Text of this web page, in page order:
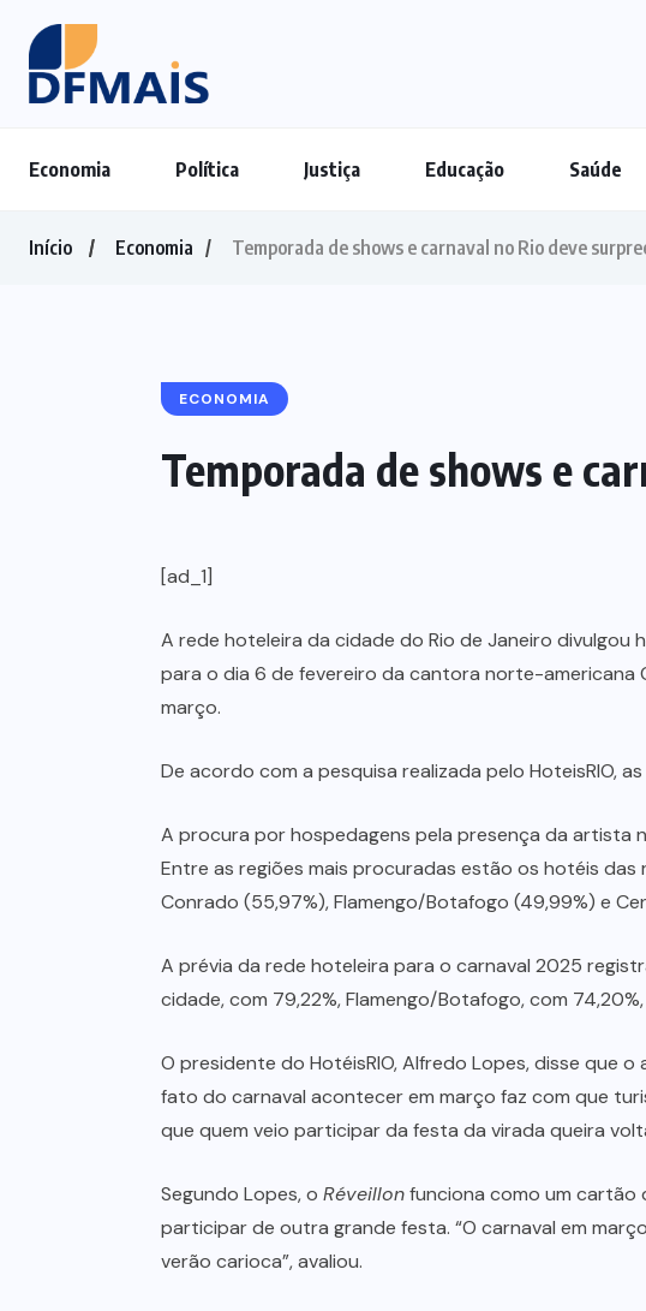
Economia Política Justiça Educação Saúde
Início Economia Temporada de shows e carnaval no Rio deve
ECONOMIA
Temporada de shows e
[ad_1]
A rede hoteleira da cidade do Rio de Janeiro
para o dia 6 de fevereiro da cantora norte-americana
março.
De acordo com a pesquisa realizada pelo HoteisRIO,
A procura por hospedagens pela presença da artista
Entre as regiões mais procuradas estão os hotéis
Conrado (55,97%), Flamengo/Botafogo (49,99%) e
A prévia da rede hoteleira para o carnaval 2025
cidade, com 79,22%, Flamengo/Botafogo, com
O presidente do HotéisRIO, Alfredo Lopes, disse que
fato do carnaval acontecer em março faz com que
que quem veio participar da festa da virada queira
Segundo Lopes, o Réveillonfunciona como um cartão
participar de outra grande festa. “O carnaval em
verão carioca”, avaliou.